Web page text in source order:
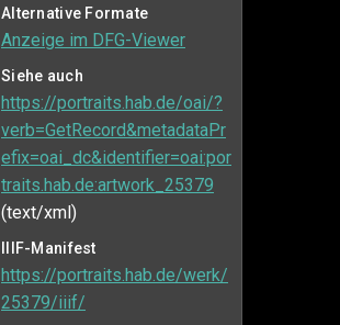
Alternative Formate
Anzeige im DFG-Viewer
Siehe auch
https://portraits.hab.de/oai/?
verb=GetRecord&metadataPr
efix=oai_dc&identifier=oai:por
traits.hab.de:artwork_25379
(text/xml)
IIIF-Manifest
https://portraits.hab.de/werk/
25379/iiif/